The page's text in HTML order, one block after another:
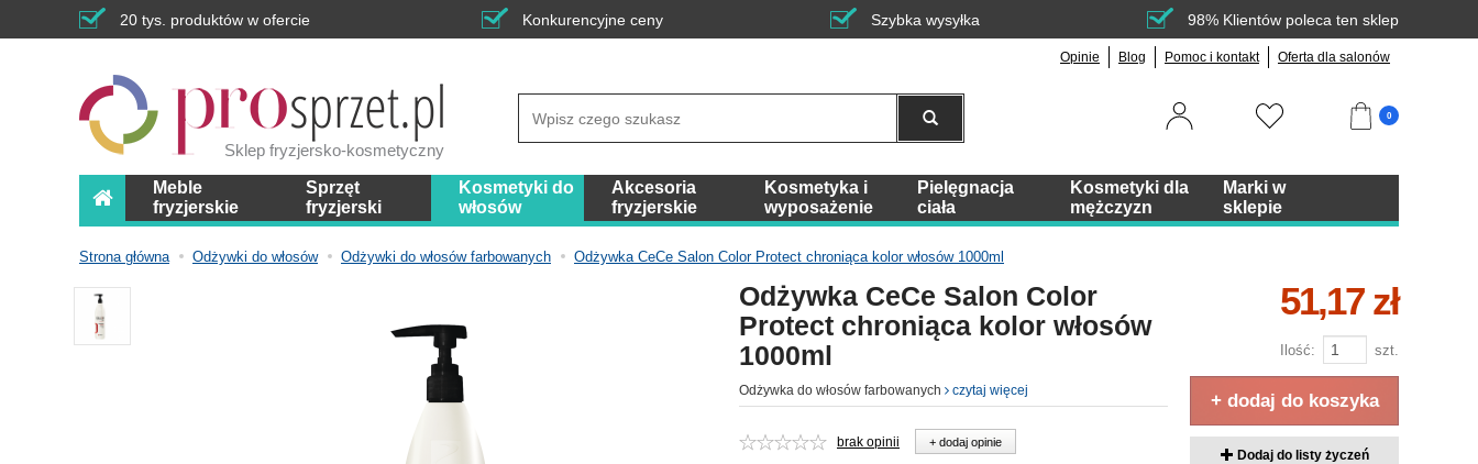
20 tys. produktów w ofercie Konkurencyjne ceny Szybka wysyłka 98% Klientów poleca ten sklep
Opinie Blog Pomoc i kontakt Oferta dla salonów
Sklep fryzjersko-kosmetyczny
0
Meble
fryzjerskie
Sprzęt
fryzjerski
Kosmetyki do
włosów
Akcesoria
fryzjerskie
Kosmetyka i
wyposażenie
Pielęgnacja
ciała
Kosmetyki dla
mężczyzn
Marki w
sklepie
Strona główna Odżywki do włosów Odżywki do włosów farbowanych Odżywka CeCe Salon Color Protect chroniąca kolor włosów 1000ml
Odżywka CeCe Salon Color
Protect chroniąca kolor włosów
1000ml
Odżywka do włosów farbowanych czytaj więcej
brak opinii + dodaj opinie
51,17 zł
Ilość: szt.
+ dodaj do koszyka
Dodaj do listy życzeń